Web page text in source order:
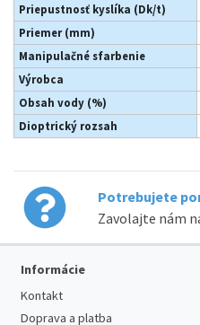
Priepustnosť kyslíka (Dk/t)
Priemer (mm)
Manipulačné sfarbenie
Výrobca
Obsah vody (%)
Dioptrický rozsah
Potrebujete
Zavolajte nám
Informácie
Kontakt
Doprava a platba